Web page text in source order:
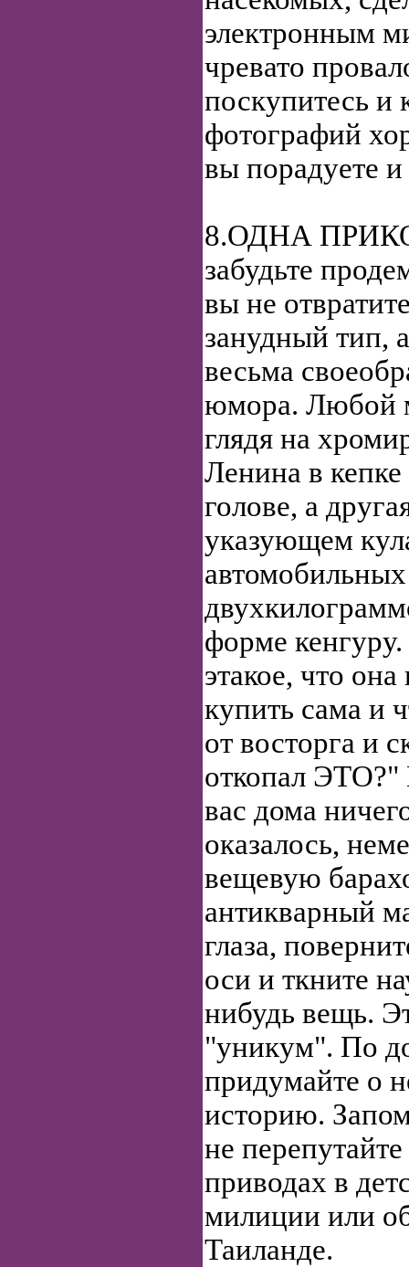
электронным
чревато
поскупитесь и
фотографий
вы порадуете
8.ОДНА
забудьте
вы не
занудный тип,
весьма
юмора. Любой
глядя на
Ленина в
голове, а
указующем
форме
этакое, что
купить сама и
от восторга и
откопал ЭТО?"
вас дома
оказалось,
вещевую
антикварный
глаза,
оси и ткните
нибудь вещь.
"уникум". По
придумайте о
историю.
не
приводах в
милиции или
Таиланде.